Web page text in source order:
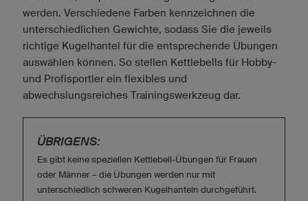
werden. Verschiedene Farben kennzeichnen die
unterschiedlichen Gewichte, sodass Sie die jeweils
richtige Kugelhantel für die entsprechende Übungen
auswählen können. So stellen Kettlebells für Hobby-
und Profisportler ein flexibles und
abwechslungsreiches Trainingswerkzeug dar.
ÜBRIGENS:
Es gibt keine speziellen Kettlebell-Übungen für Frauen
oder Männer – die Übungen werden nur mit
unterschiedlich schweren Kugelhanteln durchgeführt.